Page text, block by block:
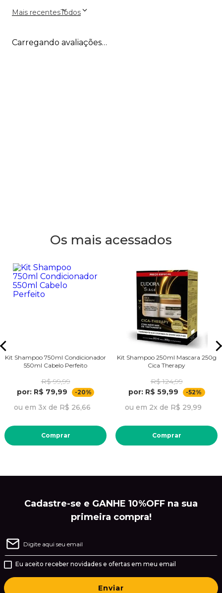
Mais recentesTodos
Carregando avaliações…
Os mais acessados
Kit Shampoo 750ml Condicionador
550ml Cabelo Perfeito
R$ 99,99
por: R$ 79,99
-20%
ou em 3x de R$ 26,66
Comprar
Kit Shampoo 250ml Mascara 250g
Cica Therapy
R$ 124,99
por: R$ 59,99
-52%
ou em 2x de R$ 29,99
Comprar
Cadastre-se e GANHE 10%OFF na sua
primeira compra!
Eu aceito receber novidades e ofertas em meu email
Enviar